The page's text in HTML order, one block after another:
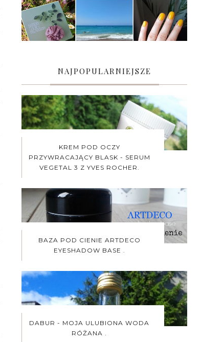
NAJPOPULARNIEJSZE
KREM POD OCZY
PRZYWRACAJĄCY BLASK - SERUM
VEGETAL 3 Z YVES ROCHER.
BAZA POD CIENIE ARTDECO
EYESHADOW BASE .
DABUR - MOJA ULUBIONA WODA
RÓŻANA .